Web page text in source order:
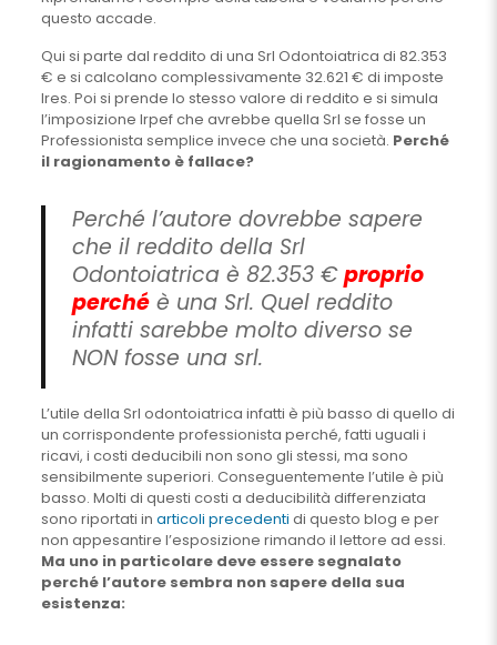
questo accade.
Qui si parte dal reddito di una Srl Odontoiatrica di 82.353
€ e si calcolano complessivamente 32.621 € di imposte
Ires. Poi si prende lo stesso valore di reddito e si simula
l’imposizione Irpef che avrebbe quella Srl se fosse un
Professionista semplice invece che una società. Perché
il ragionamento è fallace?
Perché l’autore dovrebbe sapere
che il reddito della Srl
Odontoiatrica è 82.353 €proprio
perchéè una Srl. Quel reddito
infatti sarebbe molto diverso se
NON fosse una srl.
L’utile della Srl odontoiatrica infatti è più basso di quello di
un corrispondente professionista perché, fatti uguali i
ricavi, i costi deducibili non sono gli stessi, ma sono
sensibilmente superiori. Conseguentemente l’utile è più
basso. Molti di questi costi a deducibilità differenziata
sono riportati in articoli precedenti di questo blog e per
non appesantire l’esposizione rimando il lettore ad essi.
Ma uno in particolare deve essere segnalato
perché l’autore sembra non sapere della sua
esistenza: